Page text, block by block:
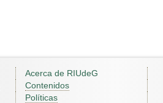
Acerca de RIUdeG
Contenidos
Políticas